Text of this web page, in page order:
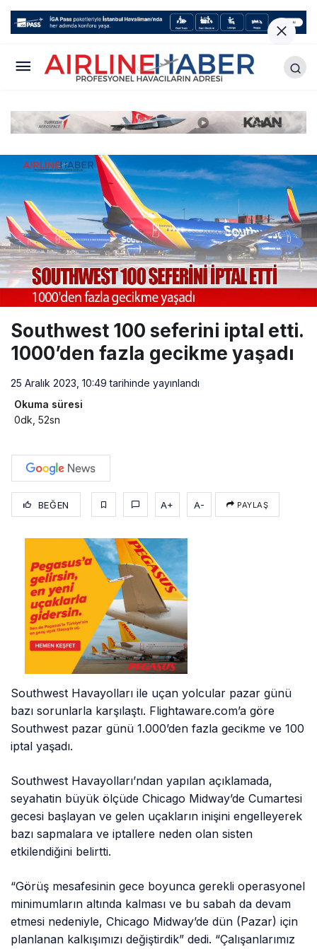
Southwest 100 seferini iptal etti.
1000’den fazla gecikme yaşadı
25 Aralık 2023, 10:49 tarihinde yayınlandı
Okuma süresi
0dk, 52sn
BEĞEN A+ A- PAYLAŞ
Southwest Havayolları ile uçan yolcular pazar günü
bazı sorunlarla karşılaştı. Flightaware.com’a göre
Southwest pazar günü 1.000’den fazla gecikme ve 100
iptal yaşadı.
Southwest Havayolları’ndan yapılan açıklamada,
seyahatin büyük ölçüde Chicago Midway’de Cumartesi
gecesi başlayan ve gelen uçakların inişini engelleyerek
bazı sapmalara ve iptallere neden olan sisten
etkilendiğini belirtti.
“Görüş mesafesinin gece boyunca gerekli operasyonel
minimumların altında kalması ve bu sabah da devam
etmesi nedeniyle, Chicago Midway’de dün (Pazar) için
planlanan kalkışımızı değiştirdik” dedi. “Çalışanlarımız